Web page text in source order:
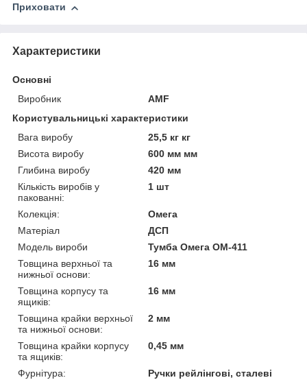
Приховати
Характеристики
Основні
Виробник
AMF
Користувальницькі характеристики
Вага виробу
25,5 кг кг
Висота виробу
600 мм мм
Глибина виробу
420 мм
Кількість виробів у
пакованні:
1 шт
Колекція:
Омега
Матеріал
ДСП
Модель вироби
Тумба Омега ОМ-411
Товщина верхньої та
нижньої основи:
16 мм
Товщина корпусу та
ящиків:
16 мм
Товщина крайки верхньої
та нижньої основи:
2 мм
Товщина крайки корпусу
та ящиків:
0,45 мм
Фурнітура:
Ручки рейлінгові, сталеві